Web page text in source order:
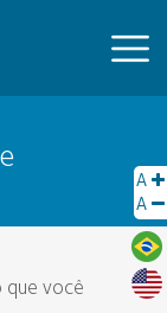
A
A
que você